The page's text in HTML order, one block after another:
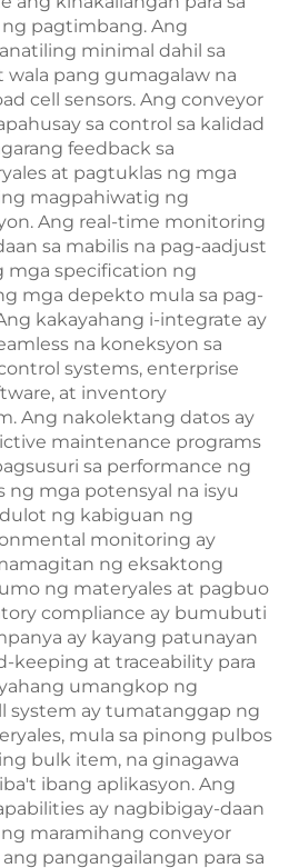
ng pagtimbang. Ang
minimal dahil sa
wala pang gumagalaw na
cell sensors. Ang conveyor
sa control sa kalidad
feedback sa
at pagtuklas ng mga
magpahiwatig ng
Ang real-time monitoring
sa mabilis na pag-aadjust
mga specification ng
mga depekto mula sa pag-
kakayahang i-integrate ay
na koneksyon sa
systems, enterprise
at inventory
Ang nakolektang datos ay
maintenance programs
sa performance ng
ng mga potensyal na isyu
ng kabiguan ng
monitoring ay
ng eksaktong
ng materyales at pagbuo
compliance ay bumubuti
ay kayang patunayan
keeping at traceability para
umangkop ng
system ay tumatanggap ng
mula sa pinong pulbos
bulk item, na ginagawa
ibang aplikasyon. Ang
ay nagbibigay-daan
maramihang conveyor
pangangailangan para sa